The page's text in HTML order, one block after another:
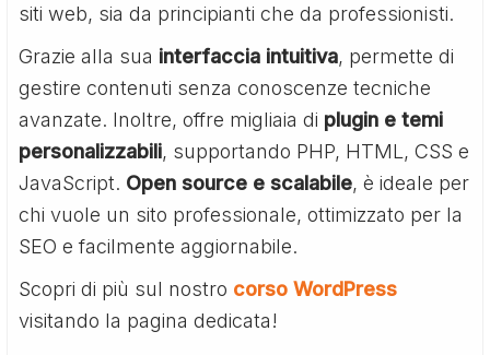
siti web, sia da principianti che da professionisti.
Grazie alla sua interfaccia intuitiva, permette di
gestire contenuti senza conoscenze tecniche
avanzate. Inoltre, offre migliaia di plugin e temi
personalizzabili, supportando PHP, HTML, CSS e
JavaScript. Open source e scalabile, è ideale per
chi vuole un sito professionale, ottimizzato per la
SEO e facilmente aggiornabile.
Scopri di più sul nostro corso WordPress
visitando la pagina dedicata!